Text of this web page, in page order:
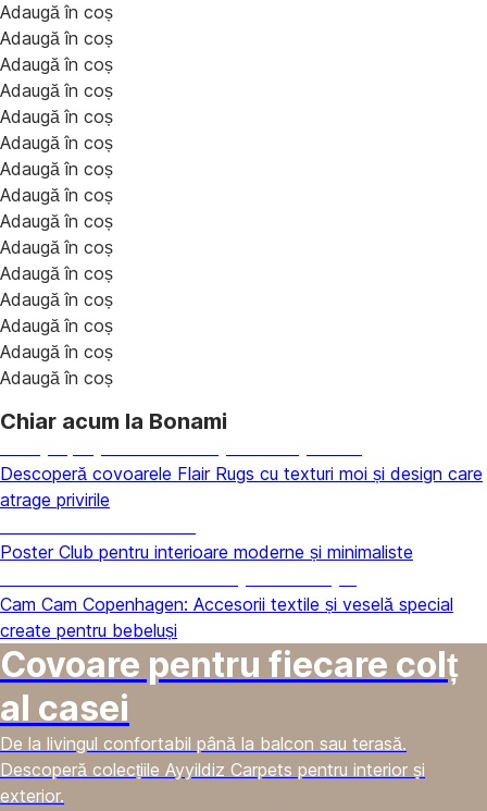
Adaugă în coș
Adaugă în coș
Adaugă în coș
Adaugă în coș
Adaugă în coș
Adaugă în coș
Adaugă în coș
Adaugă în coș
Adaugă în coș
Adaugă în coș
Adaugă în coș
Adaugă în coș
Adaugă în coș
Adaugă în coș
Adaugă în coș
Chiar acum la Bonami
Descoperă covoarele Flair Rugs cu texturi moi și design care
atrage privirile
Poster Club pentru interioare moderne și minimaliste
Cam Cam Copenhagen: Accesorii textile și veselă special
create pentru bebeluși
Covoare pentru fiecare colț
al casei
De la livingul confortabil până la balcon sau terasă.
Descoperă colecțiile Ayyildiz Carpets pentru interior și
exterior.